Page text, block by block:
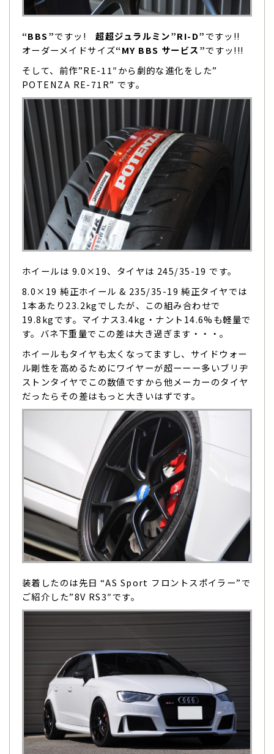
“BBS”ですッ!超超ジュラルミン”RI-D”ですッ!!
オーダーメイドサイズ“MY BBS サービス”ですッ!!!
そして、前作”RE-11″から劇的な進化をした”
POTENZA RE-71R” です。
ホイールは 9.0×19、タイヤは 245/35-19 です。
8.0×19 純正ホイール & 235/35-19 純正タイヤでは
1本あたり23.2kgでしたが、この組み合わせで
19.8kgです。マイナス3.4kg・ナント14.6%も軽量で
す。バネ下重量でこの差は大き過ぎます・・・。
ホイールもタイヤも太くなってますし、サイドウォー
ル剛性を高めるためにワイヤーが超ーーー多いブリヂ
ストンタイヤでこの数値ですから他メーカーのタイヤ
だったらその差はもっと大きいはずです。
装着したのは先日 “AS Sport フロントスポイラー”で
ご紹介した”8V RS3″です。